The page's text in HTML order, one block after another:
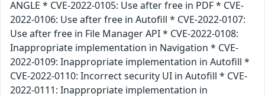
ANGLE * CVE-2022-0105: Use after free in PDF * CVE-
2022-0106: Use after free in Autofill * CVE-2022-0107:
Use after free in File Manager API * CVE-2022-0108:
Inappropriate implementation in Navigation * CVE-
2022-0109: Inappropriate implementation in Autofill *
CVE-2022-0110: Incorrect security UI in Autofill * CVE-
2022-0111: Inappropriate implementation in